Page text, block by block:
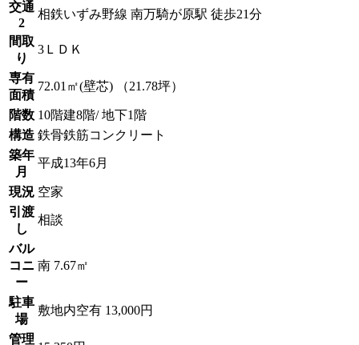
交通
2
相鉄いずみ野線 南万騎が原駅 徒歩21分
間取
り
3ＬＤＫ
専有
面積
72.01㎡(壁芯) （21.78坪）
階数 10階建8階/ 地下1階
構造 鉄骨鉄筋コンクリート
築年
月
平成13年6月
現況 空家
引渡
し
相談
バル
コニ
ー
南 7.67㎡
駐車
場
敷地内空有 13,000円
管理